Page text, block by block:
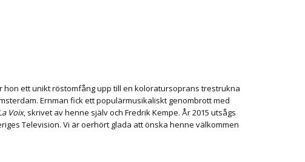
ett unikt röstomfång upp till en koloratursoprans trestrukna
Ernman fick ett populärmusikaliskt genombrott med
Voix, skrivet av henne själv och Fredrik Kempe. År 2015 utsågs
Television. Vi är oerhört glada att önska henne välkommen